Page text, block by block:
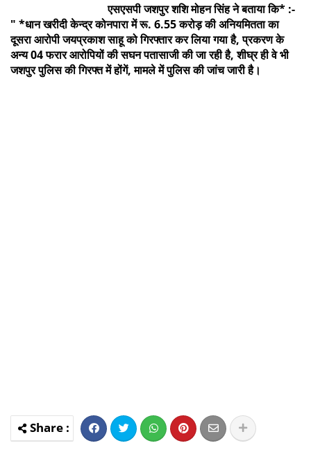
एसएसपी जशपुर शशि मोहन सिंह ने बताया कि* :-
" *धान खरीदी केन्द्र कोनपारा में रू. 6.55 करोड़ की अनियमितता का
दूसरा आरोपी जयप्रकाश साहू को गिरफ्तार कर लिया गया है, प्रकरण के
अन्य 04 फरार आरोपियों की सघन पतासाजी की जा रही है, शीघ्र ही वे भी
जशपुर पुलिस की गिरफ्त में होंगें, मामले में पुलिस की जांच जारी है।